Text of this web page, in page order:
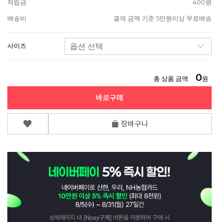
적립금
400원
배송비 결제 금액 기준 5만원이상 무료배송
사이즈
총 상품 금액 0원
바로구매
장바구니